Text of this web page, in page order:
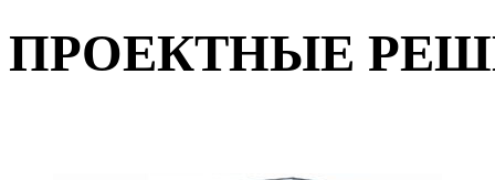
ПРОЕКТНЫЕ